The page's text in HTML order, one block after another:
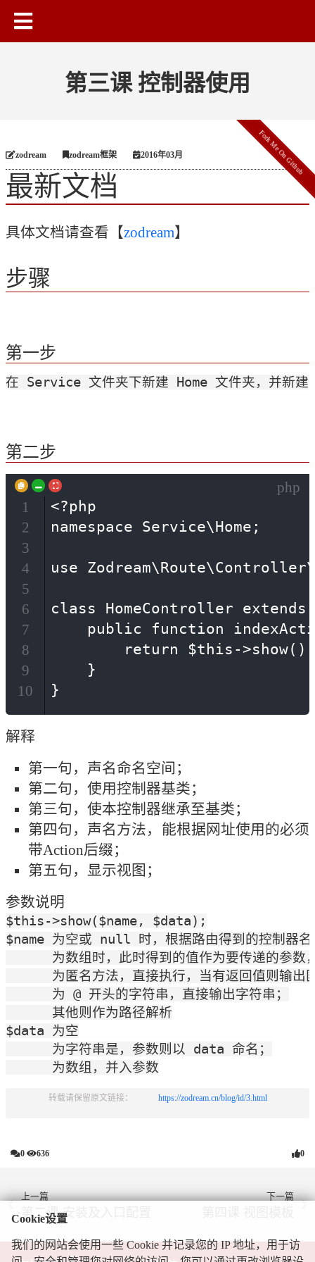
第三课 控制器使用
Fork Me On Github
zodream zodream框架 2016年03月
最新文档
具体文档请查看【zodream】
步骤
第一步
在 Service 文件夹下新建 Home 文件夹，并新
第二步
php
<?php
namespace Service\Home;
use
class HomeController
public function
        return $this->show();
    }
}
1
2
3
4
5
6
7
8
9
10
解释
第一句，声名命名空间；
第二句，使用控制器基类；
第三句，使本控制器继承至基类；
第四句，声名方法，能根据网址使用的必须
带Action后缀；
第五句，显示视图；
参数说明
$this->show($name, $data);
$name 为空或 null 时，根据路由得到的控制器
为数组时，此时得到的值作为要传递的参数
为匿名方法，直接执行，当有返回值则输出
      为 @ 开头的字符串，直接输出字符串；
      其他则作为路径解析
$data 为空
      为字符串是，参数则以 data 命名；
      为数组，并入参数
转载请保留原文链接： https://zodream.cn/blog/id/3.html
0 636 0
上一篇
第二课 安装及入口配置
下一篇
Cookie设置
我们的网站会使用一些 Cookie 并记录您的 IP 地址，用于访